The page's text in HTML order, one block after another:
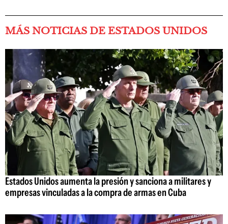
MÁS NOTICIAS DE ESTADOS UNIDOS
Estados Unidos aumenta la presión y sanciona a militares y
empresas vinculadas a la compra de armas en Cuba